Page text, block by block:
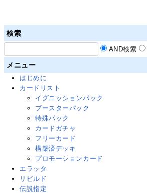
検索
AND検索
メニュー
はじめに
カードリスト
イグニッションパック
ブースターパック
特殊パック
カードガチャ
フリーカード
構築済デッキ
プロモーションカード
エラッタ
リビルド
伝説指定